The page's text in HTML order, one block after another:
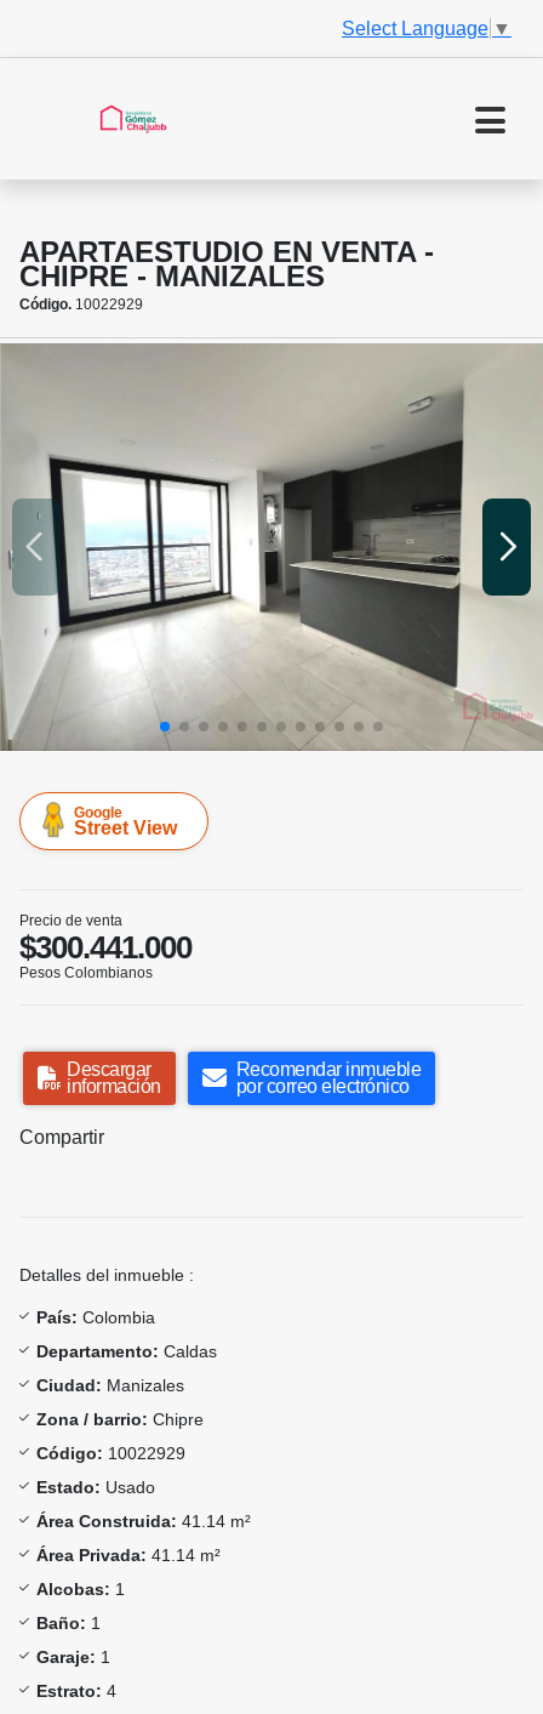
Select Language ▼
APARTAESTUDIO EN VENTA -
CHIPRE - MANIZALES
Código. 10022929
Google
Street View
Precio de venta
$300.441.000
Pesos Colombianos
Descargar
información
Recomendar inmueble
por correo electrónico
Compartir
Detalles del inmueble :
País: Colombia
Departamento: Caldas
Ciudad: Manizales
Zona / barrio: Chipre
Código: 10022929
Estado: Usado
Área Construida: 41.14 m²
Área Privada: 41.14 m²
Alcobas: 1
Baño: 1
Garaje: 1
Estrato: 4